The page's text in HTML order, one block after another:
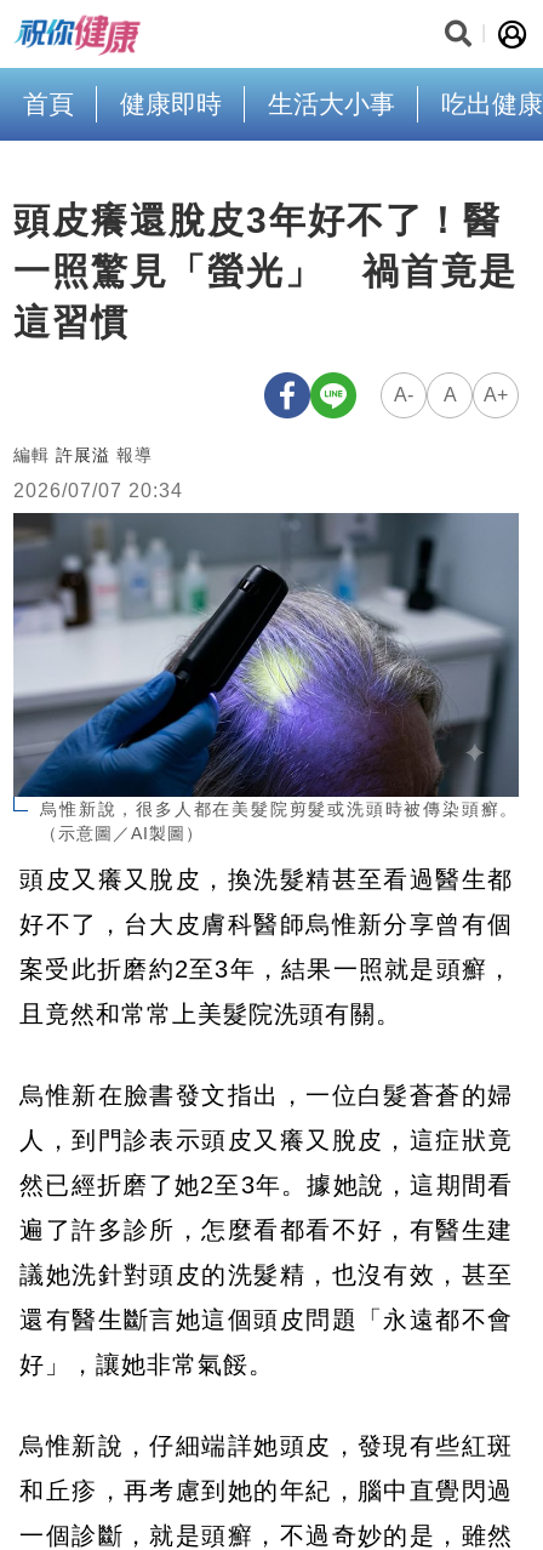
首頁 健康即時 生活大小事 吃出健康
頭皮癢還脫皮3年好不了！醫
一照驚見「螢光」 禍首竟是
這習慣
A- A A+
編輯 許展溢 報導
2026/07/07 20:34
烏惟新說，很多人都在美髮院剪髮或洗頭時被傳染頭癬。
（示意圖／AI製圖）
頭皮又癢又脫皮，換洗髮精甚至看過醫生都
好不了，台大皮膚科醫師烏惟新分享曾有個
案受此折磨約2至3年，結果一照就是頭癬，
且竟然和常常上美髮院洗頭有關。
烏惟新在臉書發文指出，一位白髮蒼蒼的婦
人，到門診表示頭皮又癢又脫皮，這症狀竟
然已經折磨了她2至3年。據她說，這期間看
遍了許多診所，怎麼看都看不好，有醫生建
議她洗針對頭皮的洗髮精，也沒有效，甚至
還有醫生斷言她這個頭皮問題「永遠都不會
好」，讓她非常氣餒。
烏惟新說，仔細端詳她頭皮，發現有些紅斑
和丘疹，再考慮到她的年紀，腦中直覺閃過
一個診斷，就是頭癬，不過奇妙的是，雖然